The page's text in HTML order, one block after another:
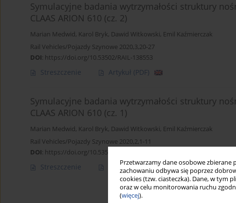
Przetwarzamy dane osobowe zbierane
zachowaniu odbywa się poprzez
cookies (tzw. ciasteczka). Dane, w tym
oraz w celu monitorowania ruchu
(więcej).
Symulacyjne badania wytrzymałości struktury
CLAAS ARION 610 (cz. 2)
Marian Medwid, Karol Bryk, Dawid Witkowski, Emil Kaźmierczak
Rail Vehicles/Pojazdy Szynowe 2020,3,20-27
DOI: https://doi.org/10.53502/RAIL-138553
Streszczenie Artykuł (PDF)
Symulacyjne badania wytrzymałości struktury
CLAAS ARION 610 (cz. 1)
Marian Medwid, Karol Bryk, Dawid Witkowski, Emil Kaźmierczak
Rail Vehicles/Pojazdy Szynowe 2020,2,1-11
DOI: https://doi.org/10.53502/RAIL-138546
Streszczenie Artykuł(PDF)